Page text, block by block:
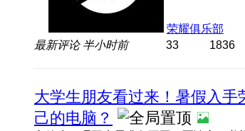
荣耀俱乐部
最新评论 半小时前 33 1836
大学生朋友看过来！暑假入
己的电脑？